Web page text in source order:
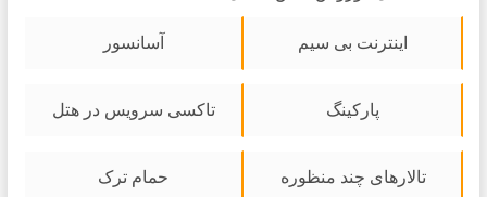
اینترنت بی سیم آسانسور
پارکینگ تاکسی سرویس در هتل
تالارهای چند منظوره حمام ترک